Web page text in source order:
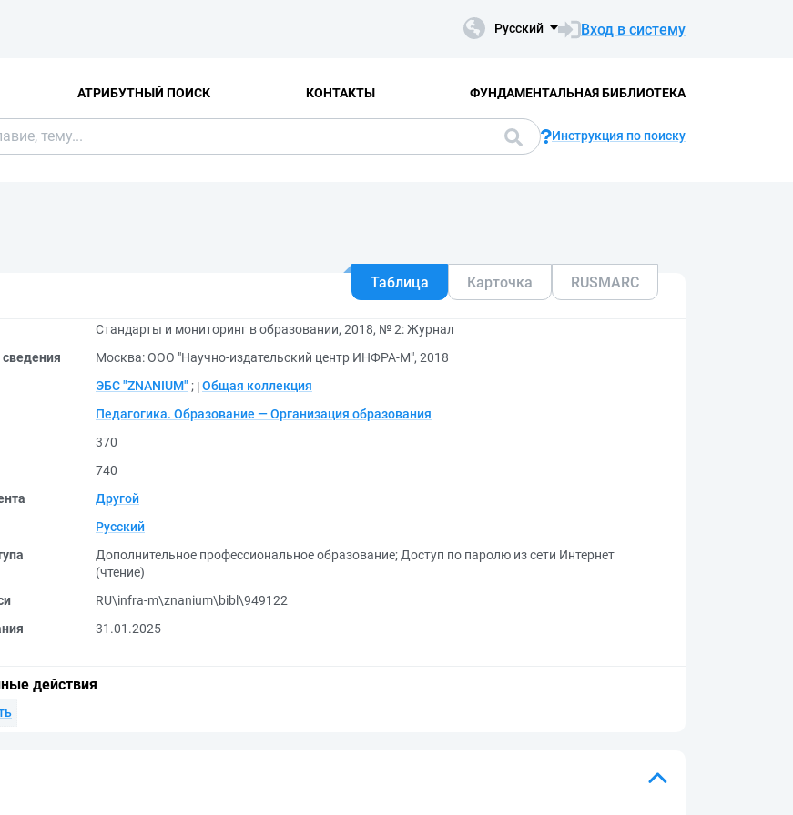
Русский Вход в систему
АТРИБУТНЫЙ ПОИСК КОНТАКТЫ ФУНДАМЕНТАЛЬНАЯ БИБЛИОТЕКА
Инструкция по поиску
Таблица Карточка RUSMARC
Стандарты и мониторинг в образовании, 2018, № 2: Журнал
Москва: ООО "Научно-издательский центр ИНФРА-М", 2018
ЭБС "ZNANIUM" ; Общая коллекция
Педагогика. Образование — Организация образования
370
740
Другой
Русский
Дополнительное профессиональное образование; Доступ по паролю из сети Интернет
(чтение)
RU\infra-m\znanium\bibl\949122
31.01.2025
действия